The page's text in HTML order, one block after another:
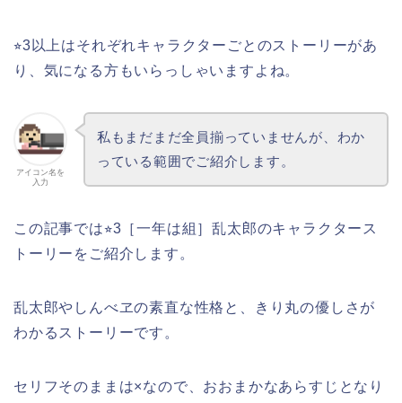
⭐︎3以上はそれぞれキャラクターごとのストーリーがあ
り、気になる方もいらっしゃいますよね。
アイコン名を
入力
私もまだまだ全員揃っていませんが、わか
っている範囲でご紹介します。
この記事では⭐︎3［一年は組］乱太郎のキャラクタース
トーリーをご紹介します。
乱太郎やしんべヱの素直な性格と、きり丸の優しさが
わかるストーリーです。
セリフそのままは×なので、おおまかなあらすじとなり